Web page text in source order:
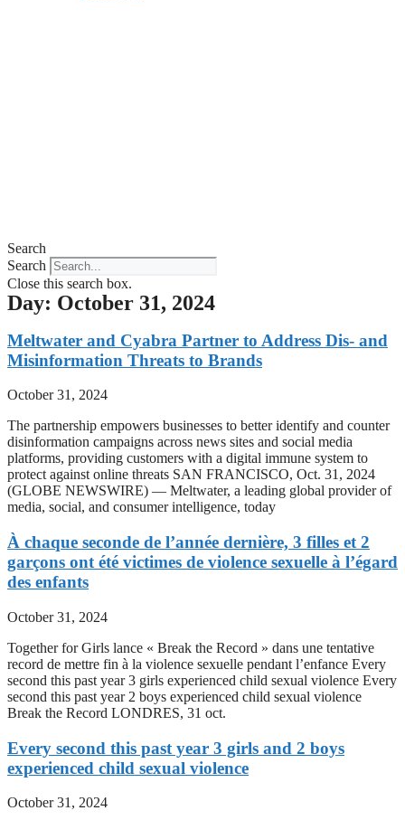
Search
Search
Close this search box.
Day: October 31, 2024
Meltwater and Cyabra Partner to Address Dis- and
Misinformation Threats to Brands
October 31, 2024
The partnership empowers businesses to better identify and counter
disinformation campaigns across news sites and social media
platforms, providing customers with a digital immune system to
protect against online threats SAN FRANCISCO, Oct. 31, 2024
(GLOBE NEWSWIRE) — Meltwater, a leading global provider of
media, social, and consumer intelligence, today
À chaque seconde de l’année dernière, 3 filles et 2
garçons ont été victimes de violence sexuelle à l’égard
des enfants
October 31, 2024
Together for Girls lance « Break the Record » dans une tentative
record de mettre fin à la violence sexuelle pendant l’enfance Every
second this past year 3 girls experienced child sexual violence Every
second this past year 2 boys experienced child sexual violence
Break the Record LONDRES, 31 oct.
Every second this past year 3 girls and 2 boys
experienced child sexual violence
October 31, 2024